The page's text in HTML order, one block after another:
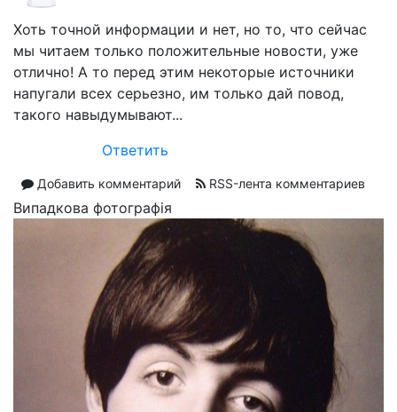
Хоть точной информации и нет, но то, что сейчас
мы читаем только положительные новости, уже
отлично! А то перед этим некоторые источники
напугали всех серьезно, им только дай повод,
такого навыдумывают...
Ответить
Добавить комментарий RSS-лента комментариев
Випадкова фотографія